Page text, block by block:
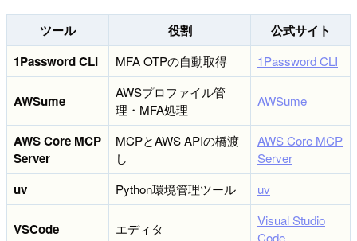
ツール 役割
公式サイト
1Password CLI
MFA OTPの自動取得 1Password CLI
AWSume
AWSプロファイル管
理・MFA処理
AWSume
AWS Core MCP
Server
MCPとAWS APIの橋渡
し
AWS Core MCP
Server
uv Python環境管理ツール uv
VSCode エディタ
Visual Studio
Code